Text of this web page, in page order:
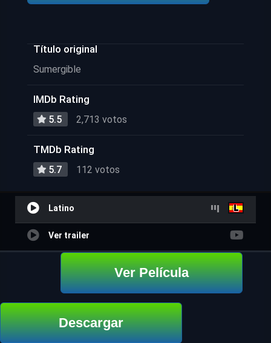
Título original
Sumergible
IMDb Rating
5.5 2,713 votos
TMDb Rating
5.7 112 votos
Latino
Ver trailer
Ver Película
Descargar